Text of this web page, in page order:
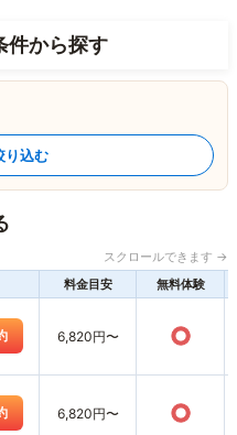
件から探す
り込む
スクロールできます →
料金目安 無料体験
6,820円〜 ○
6,820円〜 ○